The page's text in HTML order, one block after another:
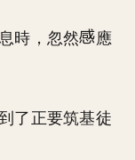
時，忽然
應
了正要筑基徒